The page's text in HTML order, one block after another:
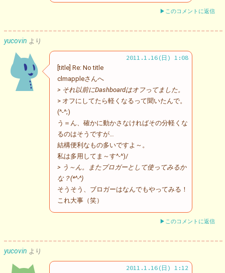
▶このコメントに返信
yucovin より
2011.1.16(日) 1:08
[title] Re: No title
clmappleさんへ
> それ以前にDashboardはオフってました。
> オフにしてたら軽くなるって聞いたんで。
(^-^;)
う＝ん、確かに動かさなければその分軽くな
るのはそうですが…
結構便利なもの多いですよ～。
私は多用してま～す^-^)/
> う～ん。またブロガーとして使ってみるか
な？(*^-^)
そうそう、ブロガーはなんでもやってみる！
これ大事（笑）
▶このコメントに返信
yucovin より
2011.1.16(日) 1:12